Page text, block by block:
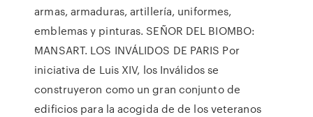
armas, armaduras, artillería, uniformes,
emblemas y pinturas. SEÑOR DEL BIOMBO:
MANSART. LOS INVÁLIDOS DE PARIS Por
iniciativa de Luis XIV, los Inválidos se
construyeron como un gran conjunto de
edificios para la acogida de de los veteranos